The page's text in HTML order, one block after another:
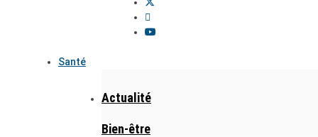
Santé
Actualité
Bien-être